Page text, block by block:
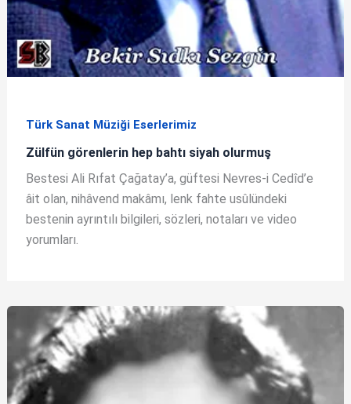
Türk Sanat Müziği Eserlerimiz
Zülfün görenlerin hep bahtı siyah olurmuş
Bestesi Ali Rıfat Çağatay’a, güftesi Nevres-i Cedîd’e
âit olan, nihâvend makâmı, lenk fahte usûlündeki
bestenin ayrıntılı bilgileri, sözleri, notaları ve video
yorumları.